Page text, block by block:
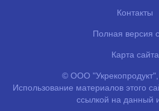
Контакты
Полная версия
Карта сайта
© ООО
Использование материалов этого
ссылкой на данный